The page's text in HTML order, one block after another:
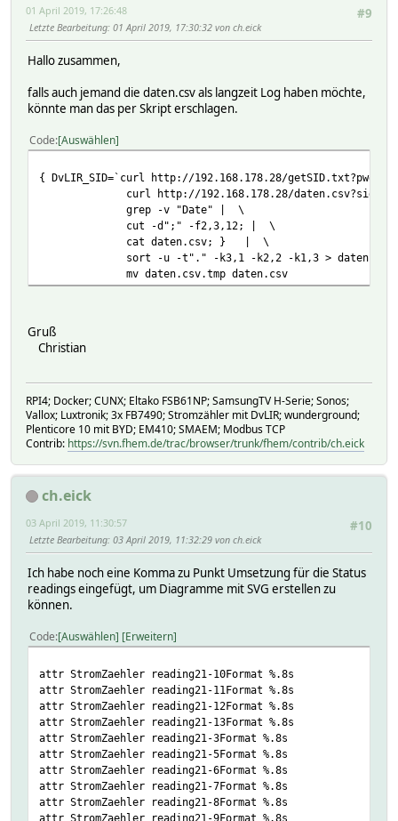
#9
01 April 2019, 17:26:48
Letzte Bearbeitung: 01 April 2019, 17:30:32 von ch.eick
Hallo zusammen,
falls auch jemand die daten.csv als langzeit Log haben möchte,
könnte man das per Skript erschlagen.
Code Auswählen
{ DvLIR_SID=`curl http://192.168.178.28/
curl http://192.168.178.28/
grep -v "Date" | \
cut -d";" -f2,3,12; | \ #Datum,
cat daten.csv; } | \ #Merge
sort -u -t"." -k3,1 -k2,2 -k1,3 > daten.csv.tmp
mv daten.csv.tmp daten.csv
Gruß
Christian
RPI4; Docker; CUNX; Eltako FSB61NP; SamsungTV H-Serie; Sonos;
Vallox; Luxtronik; 3x FB7490; Stromzähler mit DvLIR; wunderground;
Plenticore 10 mit BYD; EM410; SMAEM; Modbus TCP
Contrib: https://svn.fhem.de/trac/browser/trunk/fhem/contrib/ch.eick
ch.eick
#10
03 April 2019, 11:30:57
Letzte Bearbeitung: 03 April 2019, 11:32:29 von ch.eick
Ich habe noch eine Komma zu Punkt Umsetzung für die Status
readings eingefügt, um Diagramme mit SVG erstellen zu
können.
Code Auswählen Erweitern
attr StromZaehler reading21-10Format %.8s
attr StromZaehler reading21-11Format %.8s
attr StromZaehler reading21-12Format %.8s
attr StromZaehler reading21-13Format %.8s
attr StromZaehler reading21-3Format %.8s
attr StromZaehler reading21-5Format %.8s
attr StromZaehler reading21-6Format %.8s
attr StromZaehler reading21-7Format %.8s
attr StromZaehler reading21-8Format %.8s
attr StromZaehler reading21-9Format %.8s